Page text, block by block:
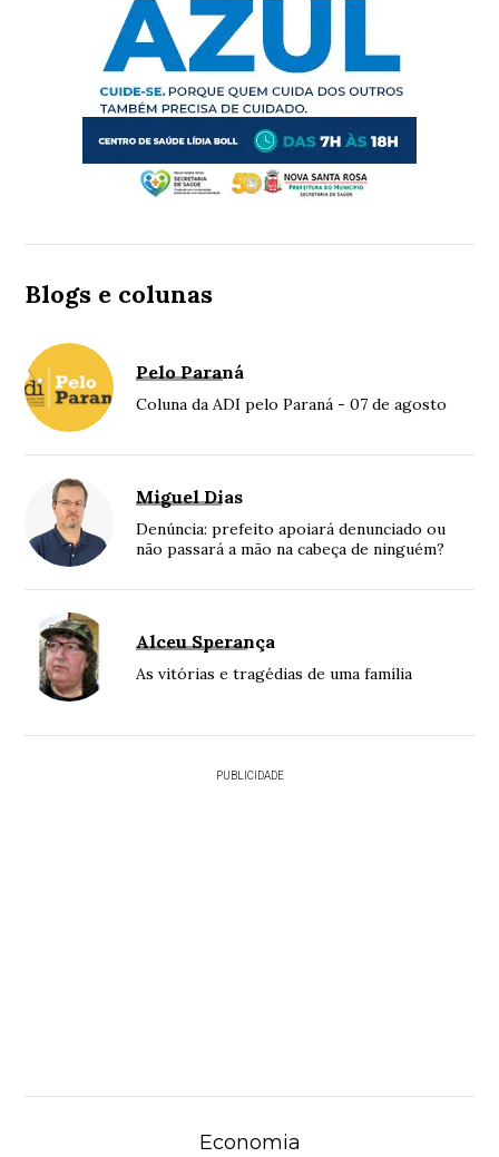
Blogs e colunas
Pelo Paraná
Coluna da ADI pelo Paraná - 07 de agosto
Miguel Dias
Denúncia: prefeito apoiará denunciado ou
não passará a mão na cabeça de ninguém?
Alceu Sperança
As vitórias e tragédias de uma família
PUBLICIDADE
Economia